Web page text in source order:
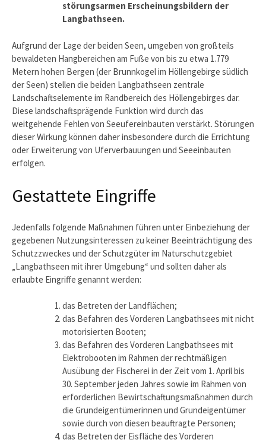
störungsarmen Erscheinungsbildern der
Langbathseen.
Aufgrund der Lage der beiden Seen, umgeben von großteils
bewaldeten Hangbereichen am Fuße von bis zu etwa 1.779
Metern hohen Bergen (der Brunnkogel im Höllengebirge südlich
der Seen) stellen die beiden Langbathseen zentrale
Landschaftselemente im Randbereich des Höllengebirges dar.
Diese landschaftsprägende Funktion wird durch das
weitgehende Fehlen von Seeufereinbauten verstärkt. Störungen
dieser Wirkung können daher insbesondere durch die Errichtung
oder Erweiterung von Uferverbauungen und Seeeinbauten
erfolgen.
Gestattete Eingriffe
Jedenfalls folgende Maßnahmen führen unter Einbeziehung der
gegebenen Nutzungsinteressen zu keiner Beeinträchtigung des
Schutzzweckes und der Schutzgüter im Naturschutzgebiet
„Langbathseen mit ihrer Umgebung“ und sollten daher als
erlaubte Eingriffe genannt werden:
das Betreten der Landflächen;
das Befahren des Vorderen Langbathsees mit nicht
motorisierten Booten;
das Befahren des Vorderen Langbathsees mit
Elektrobooten im Rahmen der rechtmäßigen
Ausübung der Fischerei in der Zeit vom 1. April bis
30. September jeden Jahres sowie im Rahmen von
erforderlichen Bewirtschaftungsmaßnahmen durch
die Grundeigentümerinnen und Grundeigentümer
sowie durch von diesen beauftragte Personen;
das Betreten der Eisfläche des Vorderen